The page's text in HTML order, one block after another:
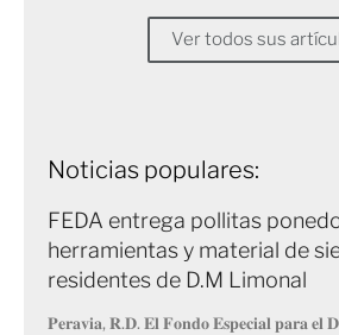
Ver todos sus
Noticias populares:
FEDA entrega pollitas
herramientas y material de
residentes de D.M Limonal
𝐏𝐞𝐫𝐚𝐯𝐢𝐚, 𝐑.𝐃. 𝐄𝐥 𝐅𝐨𝐧𝐝𝐨 𝐄𝐬𝐩𝐞𝐜𝐢𝐚𝐥 𝐩𝐚𝐫𝐚 𝐞𝐥